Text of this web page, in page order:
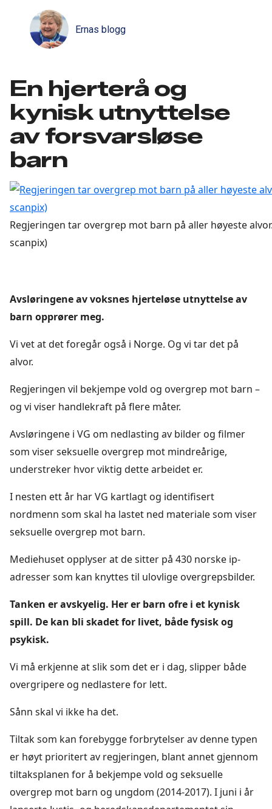
Ernas blogg
En hjerterå og
kynisk utnyttelse
av forsvarsløse
barn
Regjeringen tar overgrep mot barn på aller høyeste
scanpix)
Avsløringene av voksnes hjerteløse utnyttelse av
barn opprører meg.
Vi vet at det foregår også i Norge. Og vi tar det på
alvor.
Regjeringen vil bekjempe vold og overgrep mot barn –
og vi viser handlekraft på flere måter.
Avsløringene i VG om nedlasting av bilder og filmer
som viser seksuelle overgrep mot mindreårige,
understreker hvor viktig dette arbeidet er.
I nesten ett år har VG kartlagt og identifisert
nordmenn som skal ha lastet ned materiale som viser
seksuelle overgrep mot barn.
Mediehuset opplyser at de sitter på 430 norske ip-
adresser som kan knyttes til ulovlige overgrepsbilder.
Tanken er avskyelig. Her er barn ofre i et kynisk
spill. De kan bli skadet for livet, både fysisk og
psykisk.
Vi må erkjenne at slik som det er i dag, slipper både
overgripere og nedlastere for lett.
Sånn skal vi ikke ha det.
Tiltak som kan forebygge forbrytelser av denne typen
er høyt prioritert av regjeringen, blant annet gjennom
tiltaksplanen for å bekjempe vold og seksuelle
overgrep mot barn og ungdom (2014-2017). I juni i år